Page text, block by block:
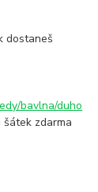
dostaneš
bavlna/duho
šátek zdarma